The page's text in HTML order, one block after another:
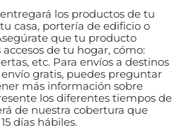
los productos de tu
casa, portería de edificio o
que tu producto
de tu hogar, cómo:
etc. Para envíos a destinos
gratis, puedes preguntar
más información sobre
los diferentes tiempos de
de nuestra cobertura que
días hábiles.